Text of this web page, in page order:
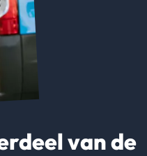
van de